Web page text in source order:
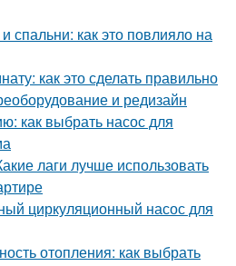
спальни: как это повлияло на
как это сделать правильно
и редизайн
как выбрать насос для
лаги лучше использовать
циркуляционный насос для
отопления: как выбрать